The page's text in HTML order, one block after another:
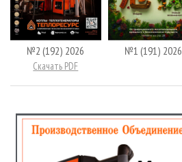
№2 (192) 2026
Скачать PDF
№1 (191) 2026